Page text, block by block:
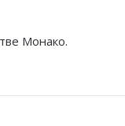
Монако.